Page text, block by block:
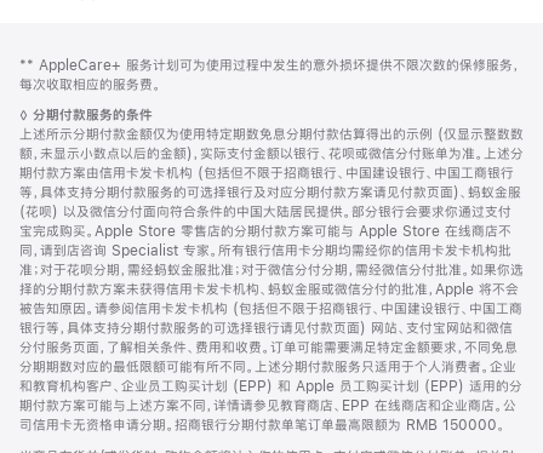
页
页
脚
脚
注
** AppleCare+ 服务计划可为使用过程中发生的意外损坏提供不限次数的保修服务，
每次收取相应的服务费。
脚
注
◊ 分期付款服务的条件
上述所示分期付款金额仅为使用特定期数免息分期付款估算得出的示例 (仅显示整数数
额，未显示小数点以后的金额)，实际支付金额以银行、花呗或微信分付账单为准。上述分
期付款方案由信用卡发卡机构 (包括但不限于招商银行、中国建设银行、中国工商银行
等，具体支持分期付款服务的可选择银行及对应分期付款方案请见付款页面)、蚂蚁金服
(花呗) 以及微信分付面向符合条件的中国大陆居民提供。部分银行会要求你通过支付
宝完成购买。Apple Store 零售店的分期付款方案可能与 Apple Store 在线商店不
同，请到店咨询 Specialist 专家。所有银行信用卡分期均需经你的信用卡发卡机构批
准；对于花呗分期，需经蚂蚁金服批准；对于微信分付分期，需经微信分付批准。如果你选
择的分期付款方案未获得信用卡发卡机构、蚂蚁金服或微信分付的批准，Apple 将不会
被告知原因。请参阅信用卡发卡机构 (包括但不限于招商银行、中国建设银行、中国工商
银行等，具体支持分期付款服务的可选择银行请见付款页面) 网站、支付宝网站和微信
分付服务页面，了解相关条件、费用和收费。订单可能需要满足特定金额要求，不同免息
分期期数对应的最低限额可能有所不同。上述分期付款服务只适用于个人消费者。企业
和教育机构客户、企业员工购买计划 (EPP) 和 Apple 员工购买计划 (EPP) 适用的分
期付款方案可能与上述方案不同，详情请参见教育商店、EPP 在线商店和企业商店。公
司信用卡无资格申请分期。招商银行分期付款单笔订单最高限额为 RMB 150000。